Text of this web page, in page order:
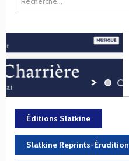
Éditions Slatkine
Slatkine Reprints-Érudition